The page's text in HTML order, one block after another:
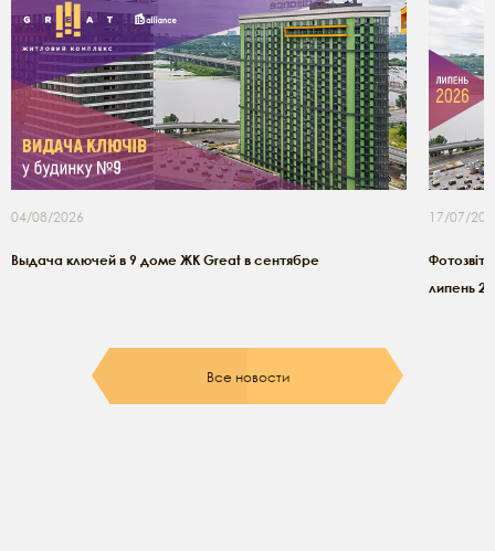
04/08/2026
Выдача ключей в 9 доме ЖК Great в сентябре
17/07/
Фотозвіт
липень
Все новости